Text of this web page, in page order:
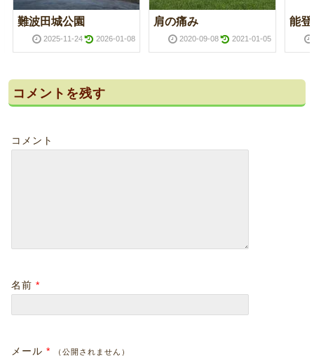
難波田城公園
2025-11-24 2026-01-08
肩の痛み
2020-09-08 2021-01-05
能
コメントを残す
コメント
名前 *
メール * （公開されません）